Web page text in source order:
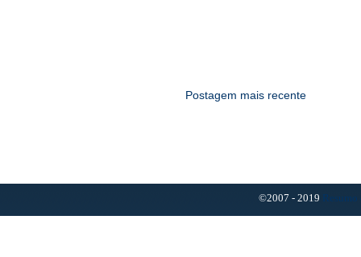
Postagem mais recente
©2007 - 2019